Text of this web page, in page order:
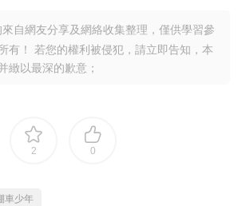
自網友分享及網絡收集整理，僅供學習參
有！ 若您的權利被侵犯，請立即告知，本
緻以最深的歉意；
2 0
車少年